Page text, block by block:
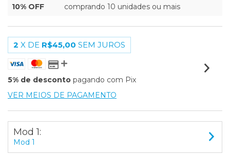
10% OFF comprando 10 unidades ou mais
2 X DE R$45,00 SEM JUROS
5% de desconto pagando com Pix
VER MEIOS DE PAGAMENTO
Mod 1:
Mod 1